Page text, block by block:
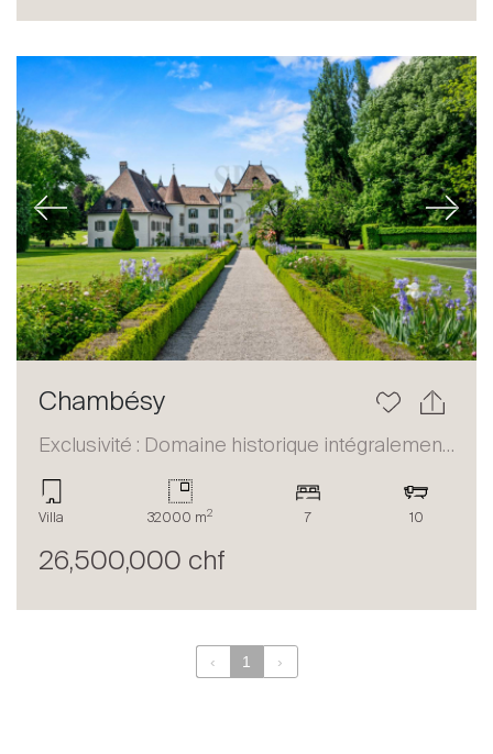
Acheter
Louer
International
Vendre
Previous Next
Chambésy
Exclusivité : Domaine historique intégralement restauré
Villa 32000 m2 7 10
26,500,000 chf
‹ 1 ›